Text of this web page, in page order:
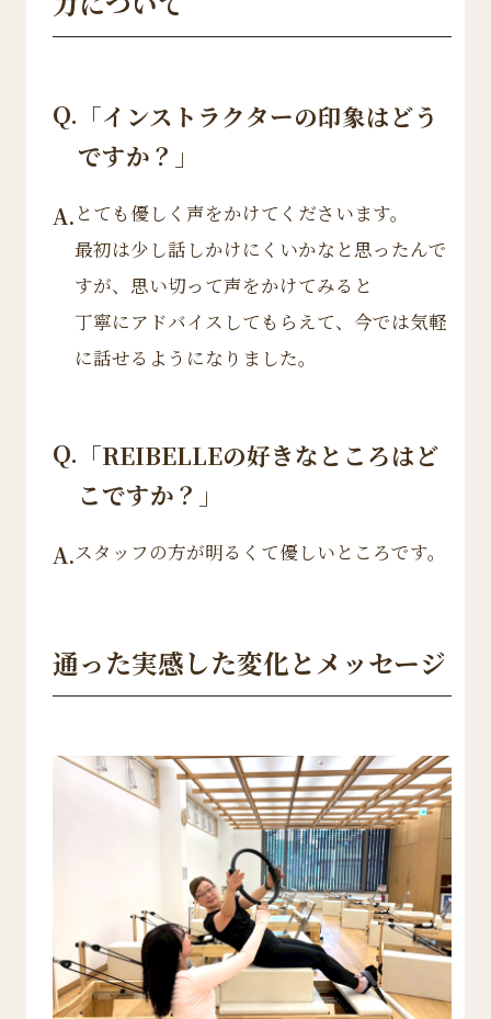
Q. 「インストラクターの印象はどう
ですか？」
A. とても優しく声をかけてくださいます。
最初は少し話しかけにくいかなと思ったんで
すが、思い切って声をかけてみると
丁寧にアドバイスしてもらえて、今では気軽
に話せるようになりました。
Q. 「REIBELLEの好きなところはど
こですか？」
A.スタッフの方が明るくて優しいところです。
通った実感した変化とメッセージ